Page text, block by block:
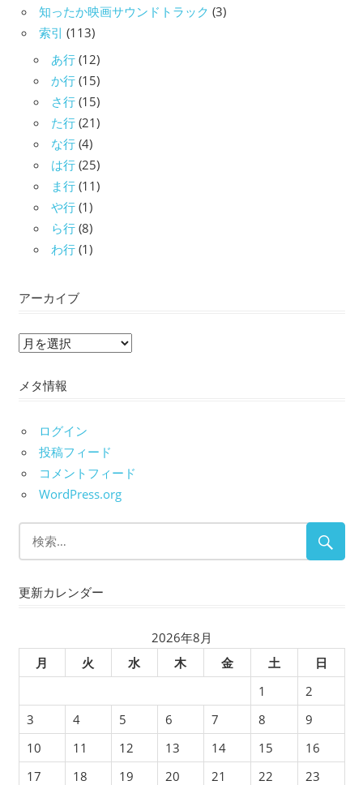
知ったか映画サウンドトラック (3)
索引 (113)
あ行 (12)
か行 (15)
さ行 (15)
た行 (21)
な行 (4)
は行 (25)
ま行 (11)
や行 (1)
ら行 (8)
わ行 (1)
アーカイブ
ア
カ
ブ
メタ情報
ログイン
投稿フィード
コメントフィード
WordPress.org
更新カレンダー
2026年8月
月
火 水 木 金 土
日
1
2
3
4 5 6 7 8
9
10
11 12 13 14 15
16
17
18 19 20 21 22
23